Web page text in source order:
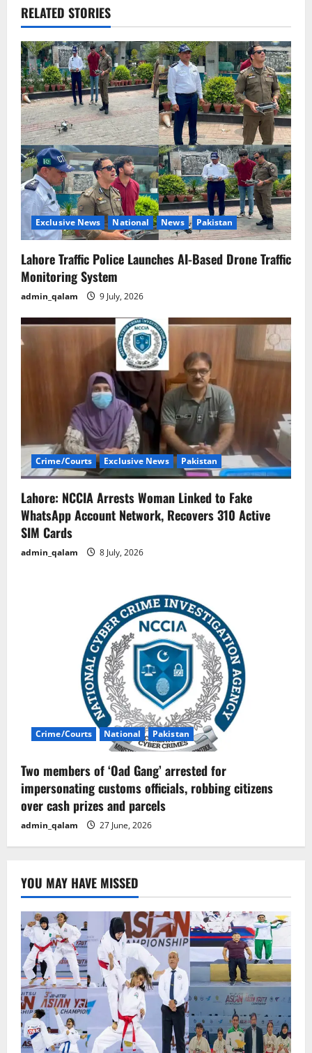
v
i
g
a
t
i
o
n
RELATED STORIES
Exclusive News National News Pakistan
Lahore Traffic Police Launches AI-Based Drone Traffic
Monitoring System
admin_qalam 9 July, 2026
Crime/Courts Exclusive News Pakistan
Lahore: NCCIA Arrests Woman Linked to Fake
WhatsApp Account Network, Recovers 310 Active
SIM Cards
admin_qalam 8 July, 2026
Crime/Courts National Pakistan
Two members of ‘Oad Gang’ arrested for
impersonating customs officials, robbing citizens
over cash prizes and parcels
admin_qalam 27 June, 2026
YOU MAY HAVE MISSED